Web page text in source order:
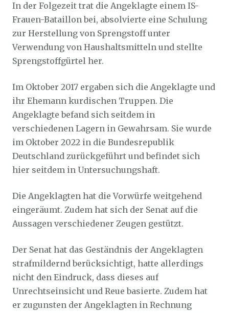
In der Folgezeit trat die Angeklagte einem IS-
Frauen-Bataillon bei, absolvierte eine Schulung
zur Herstellung von Sprengstoff unter
Verwendung von Haushaltsmitteln und stellte
Sprengstoffgürtel her.
Im Oktober 2017 ergaben sich die Angeklagte und
ihr Ehemann kurdischen Truppen. Die
Angeklagte befand sich seitdem in
verschiedenen Lagern in Gewahrsam. Sie wurde
im Oktober 2022 in die Bundesrepublik
Deutschland zurückgeführt und befindet sich
hier seitdem in Untersuchungshaft.
Die Angeklagten hat die Vorwürfe weitgehend
eingeräumt. Zudem hat sich der Senat auf die
Aussagen verschiedener Zeugen gestützt.
Der Senat hat das Geständnis der Angeklagten
strafmildernd berücksichtigt, hatte allerdings
nicht den Eindruck, dass dieses auf
Unrechtseinsicht und Reue basierte. Zudem hat
er zugunsten der Angeklagten in Rechnung